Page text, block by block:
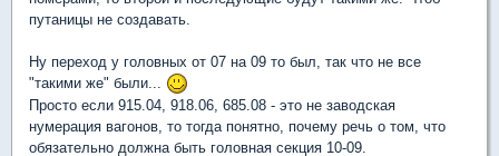
путаницы не создавать.
Ну переход у головных от 07 на 09 то был, так что не все
"такими же" были...
Просто если 915.04, 918.06, 685.08 - это не заводская
нумерация вагонов, то тогда понятно, почему речь о том, что
обязательно должна быть головная секция 10-09.